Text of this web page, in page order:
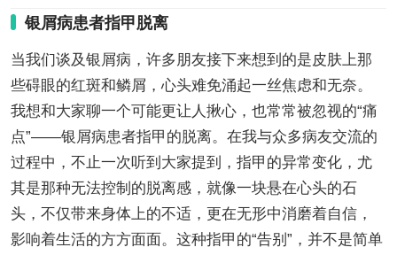
银屑病患者指甲脱离
当我们谈及银屑病，许多朋友接下来想到的是皮肤上那
些碍眼的红斑和鳞屑，心头难免涌起一丝焦虑和无奈。
我想和大家聊一个可能更让人揪心，也常常被忽视的“痛
点”——银屑病患者指甲的脱离。在我与众多病友交流的
过程中，不止一次听到大家提到，指甲的异常变化，尤
其是那种无法控制的脱离感，就像一块悬在心头的石
头，不仅带来身体上的不适，更在无形中消磨着自信，
影响着生活的方方面面。这种指甲的“告别”，并不是简单